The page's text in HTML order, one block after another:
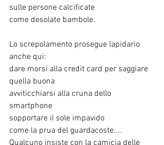
sulle persone calcificate
come desolate bambole.
Lo screpolamento prosegue lapidario
anche qui:
dare morsi alla credit card per saggiare
quella buona
avviticchiarsi alla cruna dello
smartphone
sopportare il sole impavido
come la prua del guardacoste....